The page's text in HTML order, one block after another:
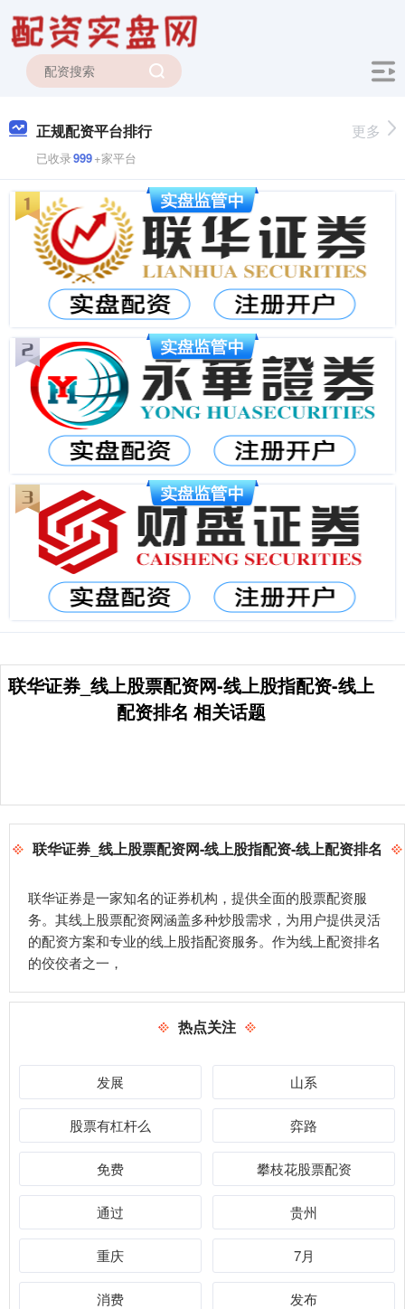
正规配资平台排行
已收录999+家平台
更多
联华证券_线上股票配资网-线上股指配资-线上
配资排名 相关话题
联华证券_线上股票配资网-线上股指配资-线上配资排名
联华证券是一家知名的证券机构，提供全面的股票配资服
务。其线上股票配资网涵盖多种炒股需求，为用户提供灵活
的配资方案和专业的线上股指配资服务。作为线上配资排名
的佼佼者之一，
热点关注
发展 山系
股票有杠杆么 弈路
免费 攀枝花股票配资
通过 贵州
重庆 7月
消费 发布